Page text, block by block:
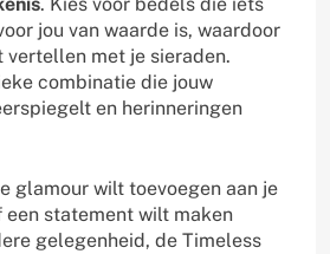
jou van waarde is, waardoor
vertellen met je sieraden.
combinatie die jouw
en herinneringen
glamour wilt toevoegen aan je
statement wilt maken
gelegenheid, de Timeless